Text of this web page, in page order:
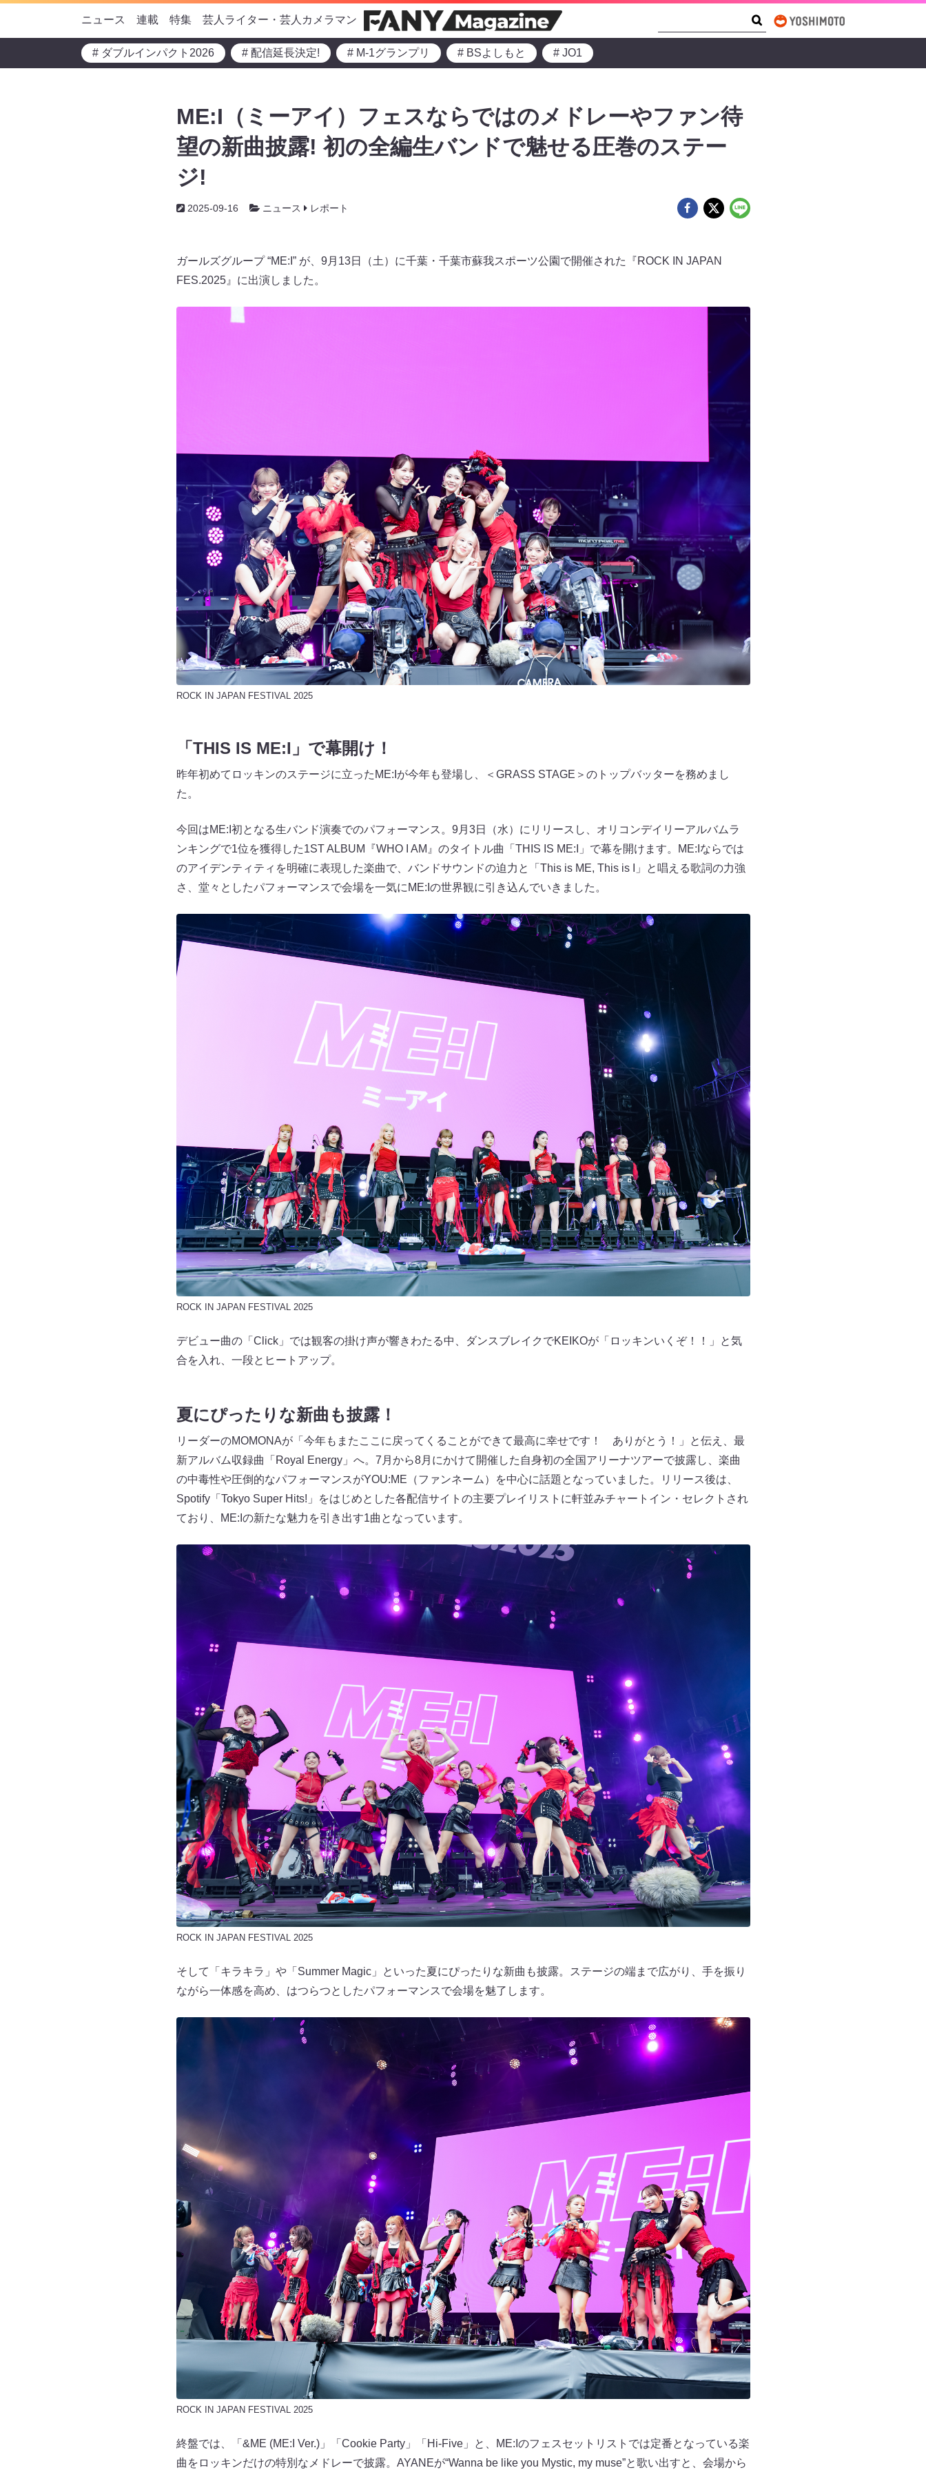
ニュース 連載 特集 芸人ライター・芸人カメラマン
# ダブルインパクト2026 # 配信延長決定! # M-1グランプリ # BSよしもと # JO1
ME:I（ミーアイ）フェスならではのメドレーやファン待
望の新曲披露! 初の全編生バンドで魅せる圧巻のステー
ジ!
2025-09-16 ニュース レポート
ガールズグループ “ME:I” が、9月13日（土）に千葉・千葉市蘇我スポーツ公園で開催された『ROCK IN JAPAN
FES.2025』に出演しました。
ROCK IN JAPAN FESTIVAL 2025
「THIS IS ME:I」で幕開け！
昨年初めてロッキンのステージに立ったME:Iが今年も登場し、＜GRASS STAGE＞のトップバッターを務めまし
た。
今回はME:I初となる生バンド演奏でのパフォーマンス。9月3日（水）にリリースし、オリコンデイリーアルバムラ
ンキングで1位を獲得した1ST ALBUM『WHO I AM』のタイトル曲「THIS IS ME:I」で幕を開けます。ME:Iならでは
のアイデンティティを明確に表現した楽曲で、バンドサウンドの迫力と「This is ME, This is I」と唱える歌詞の力強
さ、堂々としたパフォーマンスで会場を一気にME:Iの世界観に引き込んでいきました。
ROCK IN JAPAN FESTIVAL 2025
デビュー曲の「Click」では観客の掛け声が響きわたる中、ダンスブレイクでKEIKOが「ロッキンいくぞ！！」と気
合を入れ、一段とヒートアップ。
夏にぴったりな新曲も披露！
リーダーのMOMONAが「今年もまたここに戻ってくることができて最高に幸せです！ ありがとう！」と伝え、最
新アルバム収録曲「Royal Energy」へ。7月から8月にかけて開催した自身初の全国アリーナツアーで披露し、楽曲
の中毒性や圧倒的なパフォーマンスがYOU:ME（ファンネーム）を中心に話題となっていました。リリース後は、
Spotify「Tokyo Super Hits!」をはじめとした各配信サイトの主要プレイリストに軒並みチャートイン・セレクトされ
ており、ME:Iの新たな魅力を引き出す1曲となっています。
ROCK IN JAPAN FESTIVAL 2025
そして「キラキラ」や「Summer Magic」といった夏にぴったりな新曲も披露。ステージの端まで広がり、手を振り
ながら一体感を高め、はつらつとしたパフォーマンスで会場を魅了します。
ROCK IN JAPAN FESTIVAL 2025
終盤では、「&ME (ME:I Ver.)」「Cookie Party」「Hi-Five」と、ME:Iのフェスセットリストでは定番となっている楽
曲をロッキンだけの特別なメドレーで披露。AYANEが“Wanna be like you Mystic, my muse”と歌い出すと、会場から